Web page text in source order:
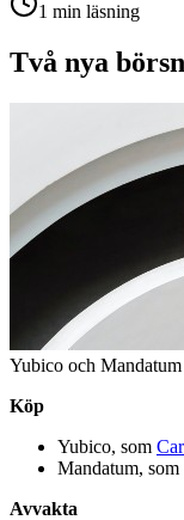
1 min läsning
Två nya
Yubico och Mandatum
Köp
Yubico, som
Mandatum, som
Avvakta